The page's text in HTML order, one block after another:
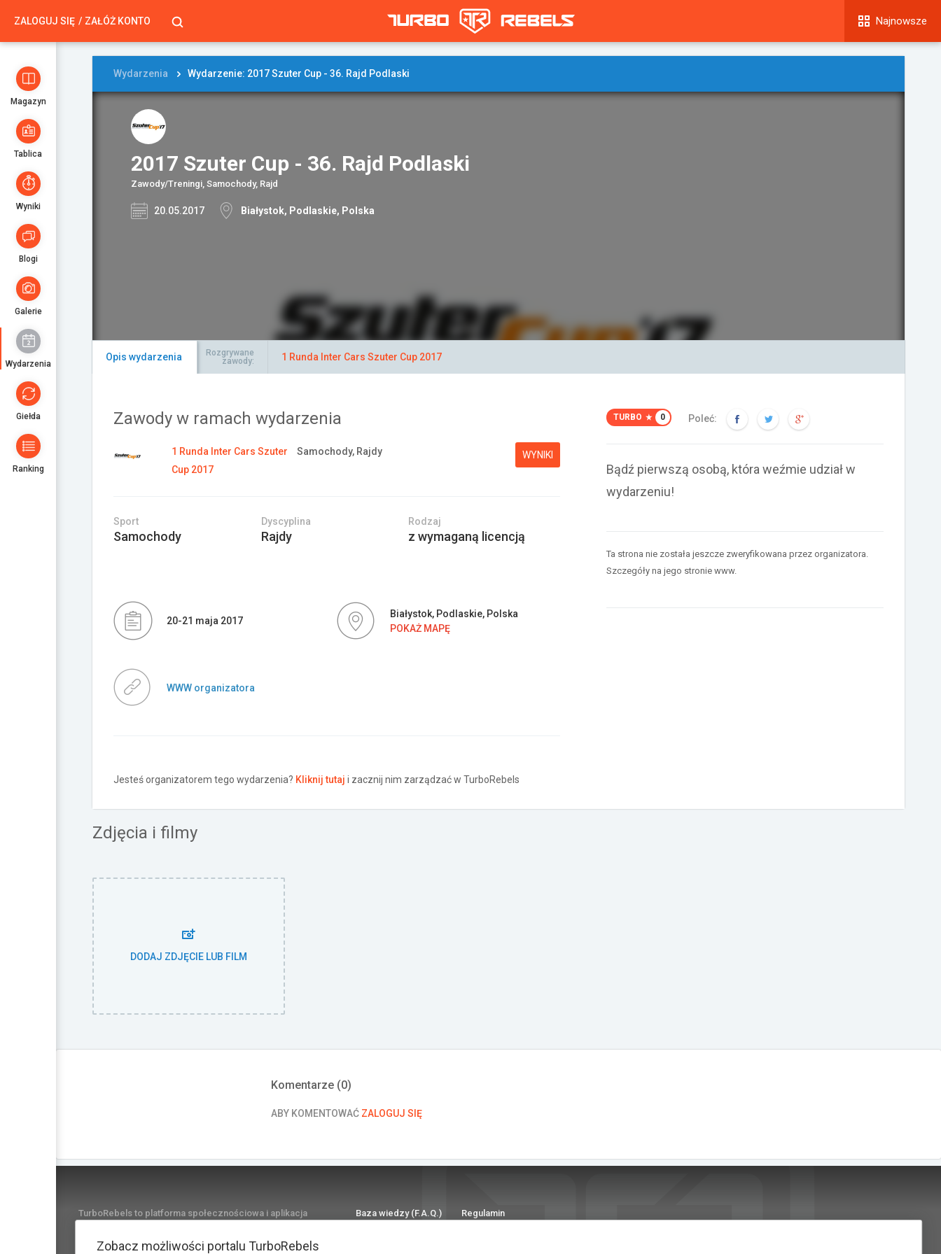
ZALOGUJ SIĘ ZAŁÓŻ KONTO Najnowsze
Magazyn
Tablica
Wyniki
Blogi
Galerie
Wydarzenia
Giełda
Ranking
Zobacz możliwości portalu TurboRebels
Wydarzenia Wydarzenie: 2017 Szuter Cup - 36. Rajd Podlaski
2017 Szuter Cup - 36. Rajd Podlaski
Zawody/Treningi, Samochody, Rajd
20.05.2017 Białystok, Podlaskie, Polska
Opis wydarzenia
Rozgrywane
zawody:
1 Runda Inter Cars Szuter Cup 2017
Zawody w ramach wydarzenia
1 Runda Inter Cars Szuter
Cup 2017
Samochody, Rajdy WYNIKI
Sport
Samochody
Dyscyplina
Rajdy
Rodzaj
z wymaganą licencją
20-21 maja 2017
Białystok, Podlaskie, Polska
POKAŻ MAPĘ
WWW organizatora
Jesteś organizatorem tego wydarzenia? Kliknij tutaj i zacznij nim zarządzać w TurboRebels
TURBO 0 Poleć:
Bądź pierwszą osobą, która weźmie udział w
wydarzeniu!
Ta strona nie została jeszcze zweryfikowana przez organizatora.
Szczegóły na jego stronie www.
Zdjęcia i filmy
DODAJ ZDJĘCIE LUB FILM
Komentarze (0)
ABY KOMENTOWAĆ ZALOGUJ SIĘ
TurboRebels to platforma społecznościowa i aplikacja
mobilna dla fanów motoryzacji.
INFORMACJE I KONTAKT
Baza wiedzy (F.A.Q.)
Regulamin